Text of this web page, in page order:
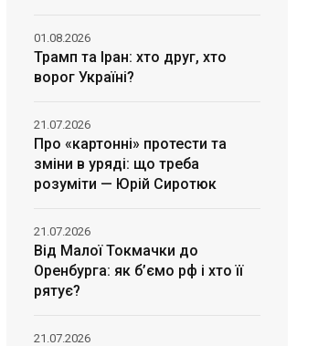
Трамп та Іран: хто друг, хто
ворог Україні?
01.08.2026
Про «картонні» протести та
зміни в уряді: що треба
розуміти — Юрій Сиротюк
21.07.2026
Від Малої Токмачки до
Оренбурга: як б’ємо рф і хто її
рятує?
21.07.2026
21.07.2026